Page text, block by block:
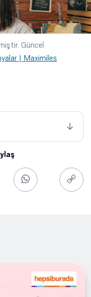
Güncel
| Maximiles